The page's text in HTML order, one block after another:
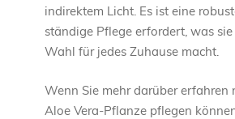
indirektem Licht. Es ist eine
ständige Pflege erfordert, was
Wahl für jedes Zuhause macht.
Wenn Sie mehr darüber erfahren
Aloe Vera-Pflanze pflegen